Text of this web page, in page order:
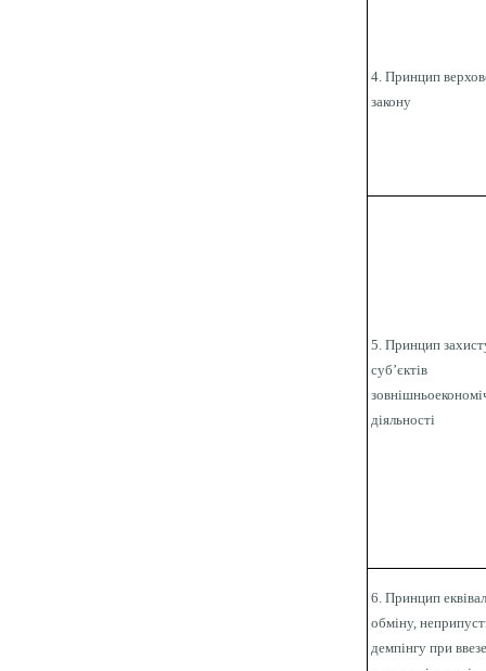
4. Принцип
закону
5. Принцип
суб’єктів
діяльності
6.Принцип
обміну,
демпінгу при